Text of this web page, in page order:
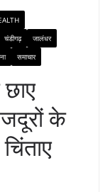
चंडीगढ़
जालंधर
समाचार
के